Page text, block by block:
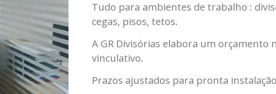
Tudo para ambientes de trabalho :
cegas, pisos, tetos.
A GR Divisórias elabora um orçamento
vinculativo.
Prazos ajustados para pronta